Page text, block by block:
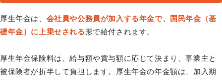
厚生年金は、 会社員や公務員が加入する年金で、国民年金（基
礎年金）に上乗せされる形で給付されます。
厚生年金保険料は、給与額や賞与額に応じて決まり、事業主と
被保険者が折半して負担します。厚生年金の年金額は、加入期